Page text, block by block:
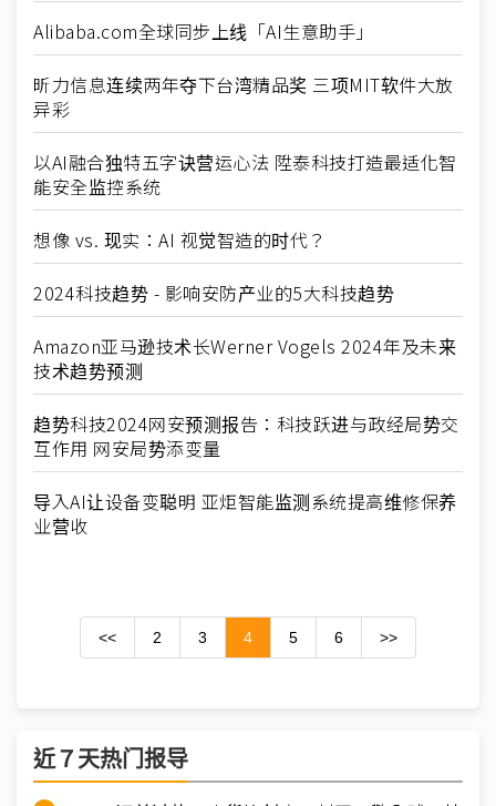
Alibaba.com全球同步上线「AI生意助手」
昕力信息连续两年夺下台湾精品奖 三项MIT软件大放
异彩
以AI融合独特五字诀营运心法 陞泰科技打造最适化智
能安全监控系统
想像 vs. 现实：AI 视觉智造的时代？
2024科技趋势 - 影响安防产业的5大科技趋势
Amazon亚马逊技术长Werner Vogels 2024年及未来
技术趋势预测
趋势科技2024网安预测报告：科技跃进与政经局势交
互作用 网安局势添变量
导入AI让设备变聪明 亚炬智能监测系统提高维修保养
业营收
<< 2 3 4 5 6 >>
近７天热门报导